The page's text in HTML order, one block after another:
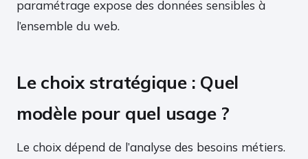
paramétrage expose des données sensibles à
l’ensemble du web.
Le choix stratégique : Quel
modèle pour quel usage ?
Le choix dépend de l’analyse des besoins métiers.